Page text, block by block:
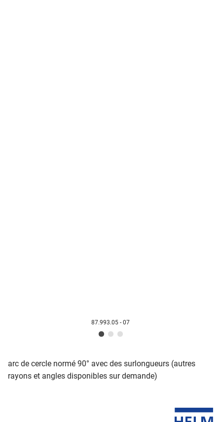
87.993.05 - 07
arc de cercle normé 90° avec des surlongueurs (autres
rayons et angles disponibles sur demande)